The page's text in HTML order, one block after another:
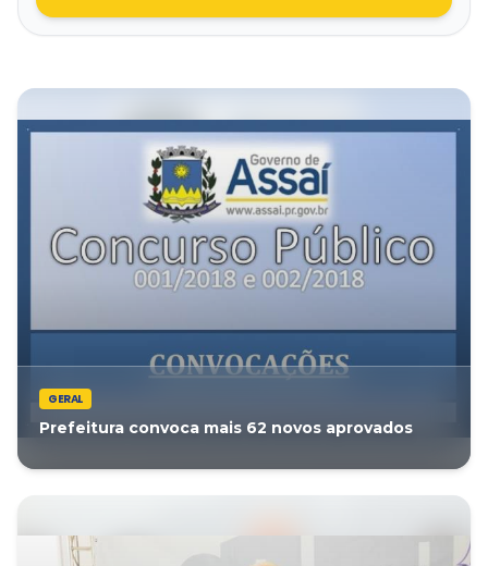
ACESSIBILIDADE
A- A+
CLIMA AGORA
Poucas nuvens
GERAL
Prefeitura convoca mais 62 novos aprovados